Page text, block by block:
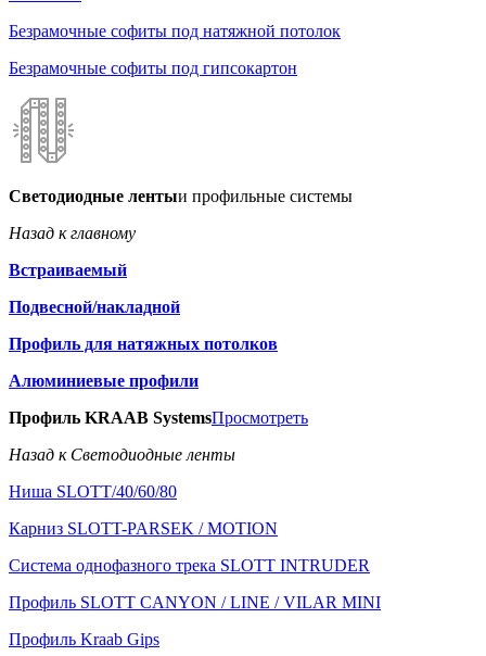
Безрамочные софиты под натяжной потолок
Безрамочные софиты под гипсокартон
Светодиодные лентыи профильные системы
Назад к главному
Встраиваемый
Подвесной/накладной
Профиль для натяжных потолков
Алюминиевые профили
Профиль KRAAB SystemsПросмотреть
Назад к Светодиодные ленты
Ниша SLOTT/40/60/80
Карниз SLOTT-PARSEK / MOTION
Система однофазного трека SLOTT INTRUDER
Профиль SLOTT CANYON / LINE / VILAR MINI
Профиль Kraab Gips